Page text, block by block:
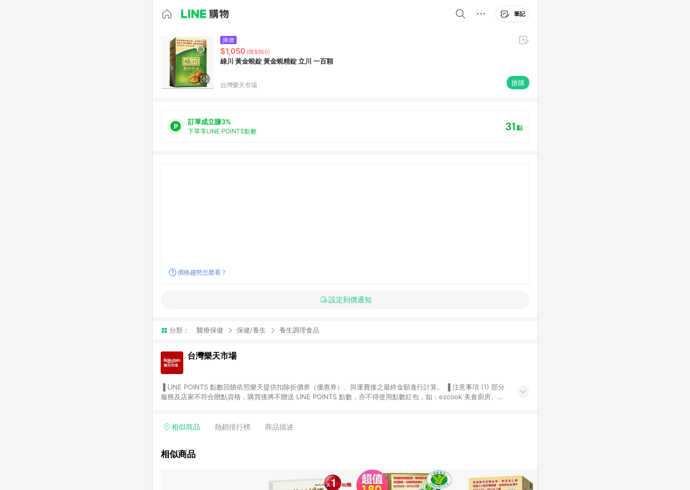
筆記
降價
$1,050 (降$950)
綠川 黃金蜆錠 黃金蜆精錠 立川 一百顆
台灣樂天市場 搶購
訂單成立賺3%
下單享LINE POINTS點數 31點
價格趨勢怎麼看？
設定到價通知
分類： 醫療保健 保健/養生 養生調理食品
台灣樂天市場
服務及店家不符合贈點資格，購買後將不贈送 LINE POINTS 點數，亦不得使用點數紅包，如：ezcook 美食廚房、樂
享有 LINE POINTS 回饋。 (3) 若購買之訂單（包含預購商品）未符合樂天市場 45 天內完成訂單出貨及結帳，則不符
會有時間差，如顯示之商品規格、顏色、價位、贈品與台灣樂天市場銷售網頁不符，以銷售網頁標示為準。 (6) 導購訂
點數回饋或點數回饋有爭議，台灣樂天市場保有更改條款與法律追訴之權利，活動詳情以樂天市場網站公告為準。
相似商品 熱銷排行榜 商品描述
相似商品